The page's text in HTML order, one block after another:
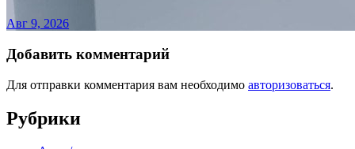
Авг 9, 2026
Добавить комментарий
Для отправки комментария вам необходимо авторизоваться.
Рубрики